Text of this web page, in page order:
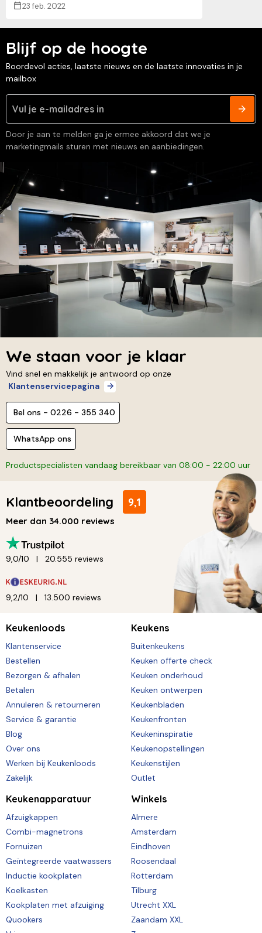
23 feb. 2022
Blijf op de hoogte
Boordevol acties, laatste nieuws en de laatste innovaties in je
mailbox
Door je aan te melden ga je ermee akkoord dat we je
marketingmails sturen met nieuws en aanbiedingen.
We staan voor je klaar
Vind snel en makkelijk je antwoord op onze
Klantenservicepagina
Bel ons - 0226 - 355 340
WhatsApp ons
Productspecialisten vandaag bereikbaar van 08:00 - 22:00 uur
Klantbeoordeling 9,1
Meer dan 34.000 reviews
9,0/10 20.555 reviews
9,2/10 13.500 reviews
Keukenloods
Klantenservice
Bestellen
Bezorgen & afhalen
Betalen
Annuleren & retourneren
Service & garantie
Blog
Over ons
Werken bij Keukenloods
Zakelijk
Keukens
Buitenkeukens
Keuken offerte check
Keuken onderhoud
Keuken ontwerpen
Keukenbladen
Keukenfronten
Keukeninspiratie
Keukenopstellingen
Keukenstijlen
Outlet
Keukenapparatuur
Afzuigkappen
Combi-magnetrons
Fornuizen
Geïntegreerde vaatwassers
Inductie kookplaten
Koelkasten
Kookplaten met afzuiging
Quookers
Winkels
Almere
Amsterdam
Eindhoven
Roosendaal
Rotterdam
Tilburg
Utrecht XXL
Zaandam XXL